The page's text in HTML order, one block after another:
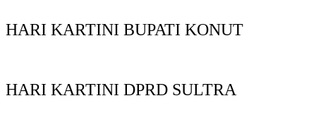
HARI KARTINI BUPATI KONUT
HARI KARTINI DPRD SULTRA